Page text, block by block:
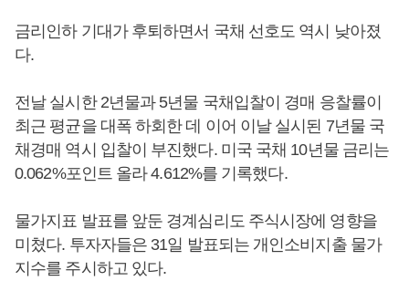
금리인하 기대가 후퇴하면서 국채 선호도 역시 낮아졌
다.
전날 실시한 2년물과 5년물 국채입찰이 경매 응찰률이
최근 평균을 대폭 하회한 데 이어 이날 실시된 7년물 국
채경매 역시 입찰이 부진했다. 미국 국채 10년물 금리는
0.062%포인트 올라 4.612%를 기록했다.
물가지표 발표를 앞둔 경계심리도 주식시장에 영향을
미쳤다. 투자자들은 31일 발표되는 개인소비지출 물가
지수를 주시하고 있다.